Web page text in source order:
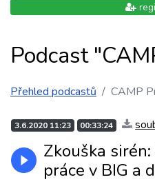
Podcast
Přehled podcastů CAMP
3.6.2020 11:23 00:33:24
Zkouška sirén:
práce v BIG a